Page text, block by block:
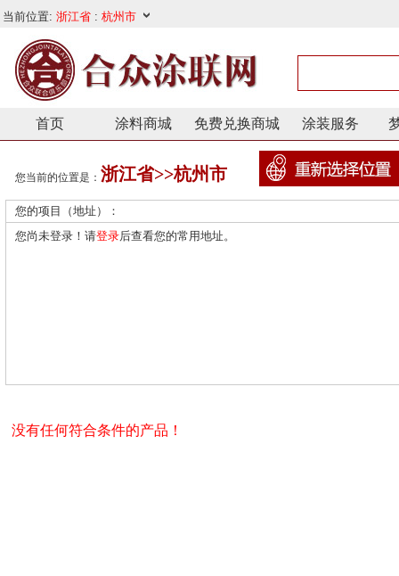
首页 涂料商城 免费兑换商城 涂装服务
您当前的位置是： 浙江省>>杭州市
您的项目（地址）：
没有任何符合条件的产品！